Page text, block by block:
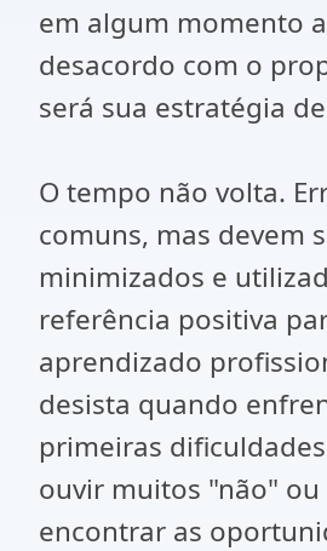
em algum momento
desacordo com o
será sua estratégia
O tempo não volta.
comuns, mas devem
minimizados e
referência positiva
aprendizado
desista quando
primeiras
ouvir muitos "não" ou
encontrar as